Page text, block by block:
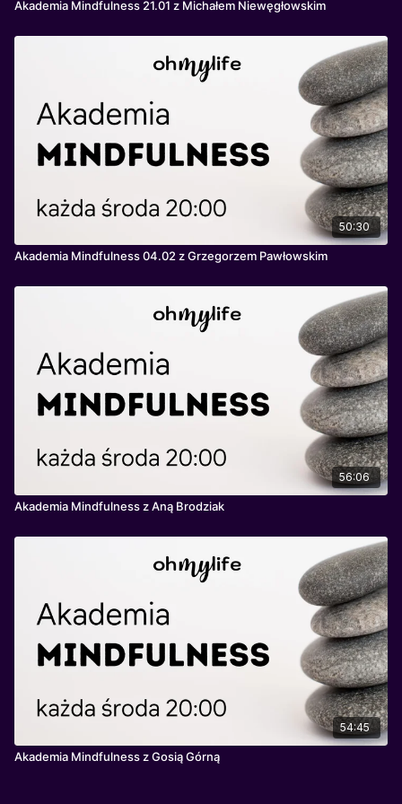
Akademia Mindfulness 21.01 z Michałem Niewęgłowskim
50:30
Akademia Mindfulness 04.02 z Grzegorzem Pawłowskim
56:06
Akademia Mindfulness z Aną Brodziak
54:45
Akademia Mindfulness z Gosią Górną